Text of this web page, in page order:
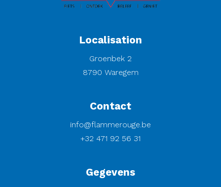
Localisation
Groenbek 2
8790 Waregem
Contact
info@flammerouge.be
+32 471 92 56 31
Gegevens